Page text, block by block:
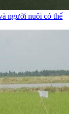
người nuôi có thể